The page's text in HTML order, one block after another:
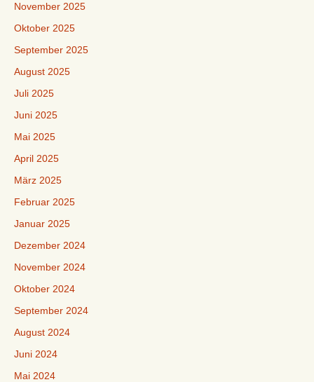
November 2025
Oktober 2025
September 2025
August 2025
Juli 2025
Juni 2025
Mai 2025
April 2025
März 2025
Februar 2025
Januar 2025
Dezember 2024
November 2024
Oktober 2024
September 2024
August 2024
Juni 2024
Mai 2024